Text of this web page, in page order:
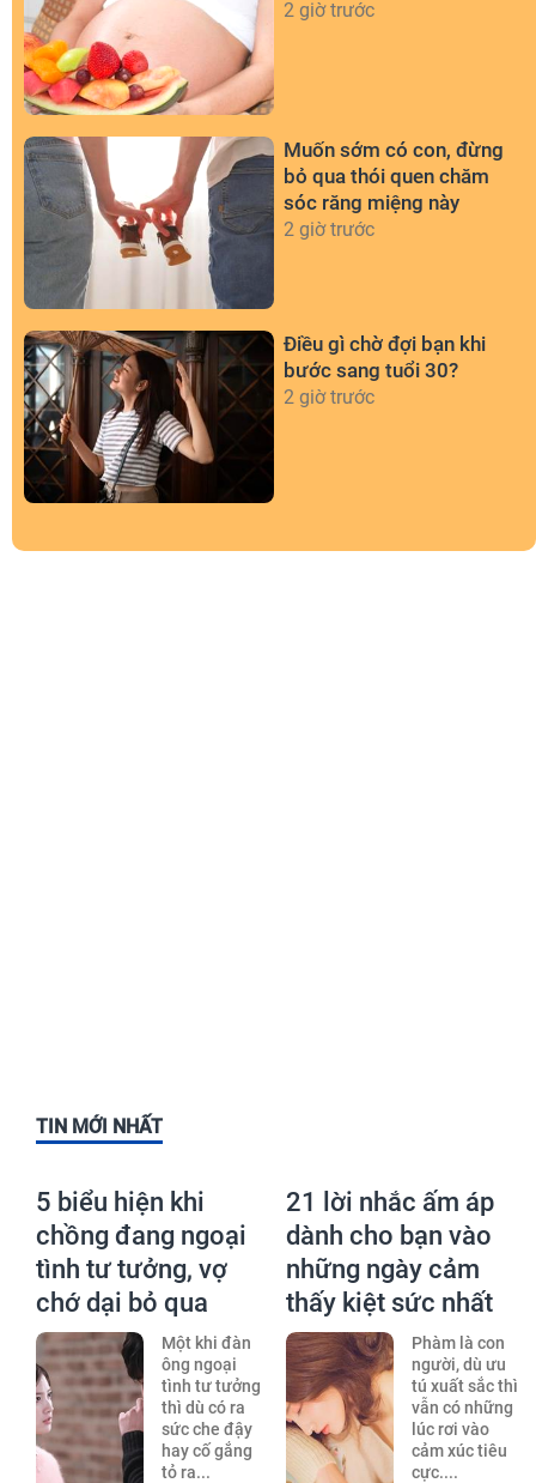
2 giờ trước
Muốn sớm có con, đừng
bỏ qua thói quen chăm
sóc răng miệng này
2 giờ trước
Điều gì chờ đợi bạn khi
bước sang tuổi 30?
2 giờ trước
TIN MỚI NHẤT
5 biểu hiện khi
chồng đang ngoại
tình tư tưởng, vợ
chớ dại bỏ qua
Một khi đàn
ông ngoại
tình tư tưởng
thì dù có ra
sức che đậy
hay cố gắng
tỏ ra...
21 lời nhắc ấm áp
dành cho bạn vào
những ngày cảm
thấy kiệt sức nhất
Phàm là con
người, dù ưu
tú xuất sắc thì
vẫn có những
lúc rơi vào
cảm xúc tiêu
cực....